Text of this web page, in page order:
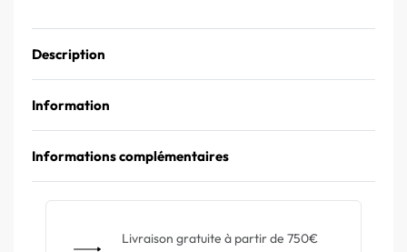
Description
Information
Informations complémentaires
Livraison gratuite à partir de 750€